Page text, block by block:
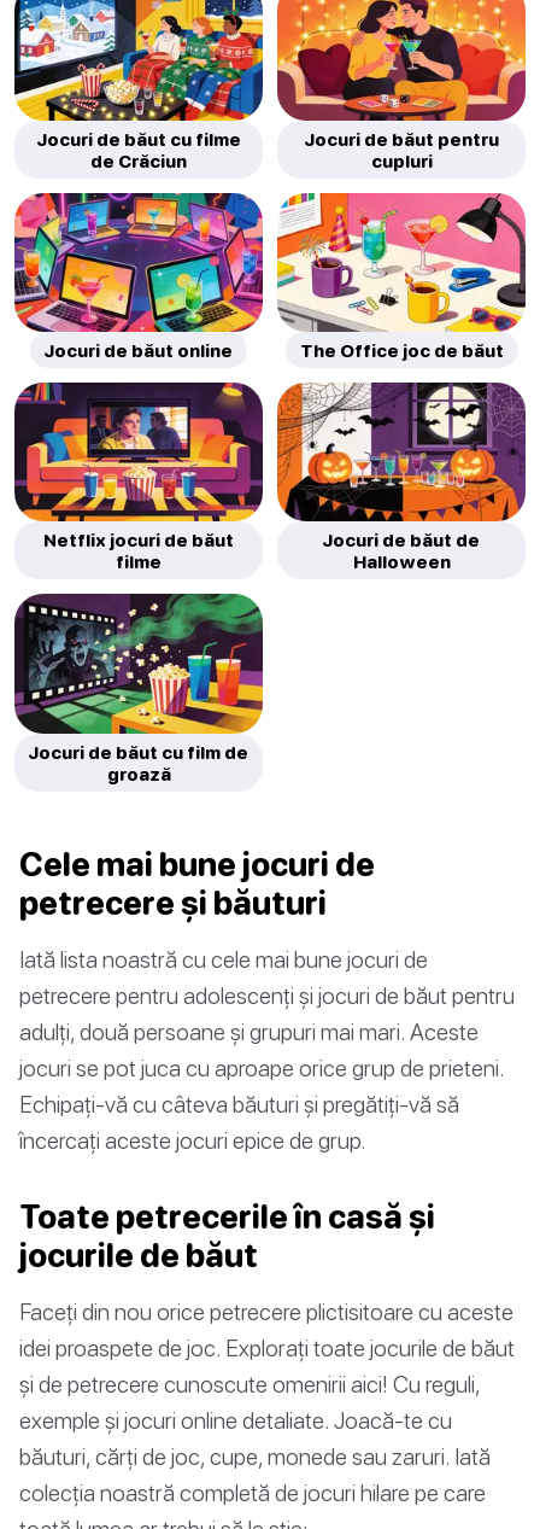
Jocuri de băut cu filme
de Crăciun
Jocuri de băut pentru
cupluri
Jocuri de băut online The Office joc de băut
Netflix jocuri de băut
filme
Jocuri de băut de
Halloween
Jocuri de băut cu film de
groază
Cele mai bune jocuri de
petrecere și băuturi
Iată lista noastră cu cele mai bune jocuri de
petrecere pentru adolescenți și jocuri de băut pentru
adulți, două persoane și grupuri mai mari. Aceste
jocuri se pot juca cu aproape orice grup de prieteni.
Echipați-vă cu câteva băuturi și pregătiți-vă să
încercați aceste jocuri epice de grup.
Toate petrecerile în casă și
jocurile de băut
Faceți din nou orice petrecere plictisitoare cu aceste
idei proaspete de joc. Explorați toate jocurile de băut
și de petrecere cunoscute omenirii aici! Cu reguli,
exemple și jocuri online detaliate. Joacă-te cu
băuturi, cărți de joc, cupe, monede sau zaruri. Iată
colecția noastră completă de jocuri hilare pe care